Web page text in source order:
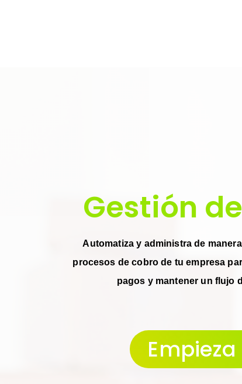
Gestión
Automatiza y administra de
procesos de cobro de tu empresa
pagos y mantener un flujo